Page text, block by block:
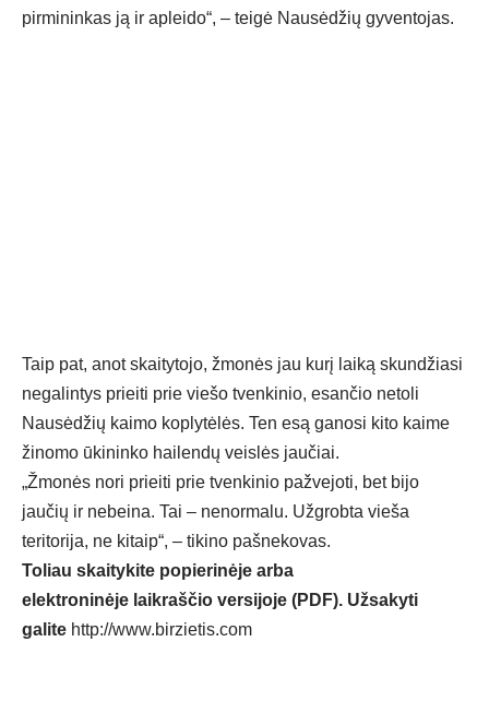
pirmininkas ją ir apleido“, – teigė Nausėdžių gyventojas.
Taip pat, anot skaitytojo, žmonės jau kurį laiką skundžiasi
negalintys prieiti prie viešo tvenkinio, esančio netoli
Nausėdžių kaimo koplytėlės. Ten esą ganosi kito kaime
žinomo ūkininko hailendų veislės jaučiai.
„Žmonės nori prieiti prie tvenkinio pažvejoti, bet bijo
jaučių ir nebeina. Tai – nenormalu. Užgrobta vieša
teritorija, ne kitaip“, – tikino pašnekovas.
Toliau skaitykite popierinėje arba
elektroninėje laikraščio versijoje (PDF). Užsakyti
galite http://www.birzietis.com